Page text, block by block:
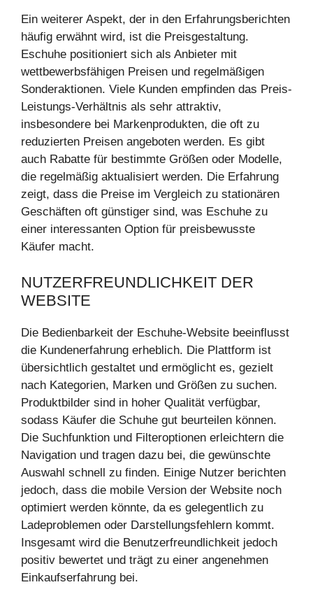
Ein weiterer Aspekt, der in den Erfahrungsberichten
häufig erwähnt wird, ist die Preisgestaltung.
Eschuhe positioniert sich als Anbieter mit
wettbewerbsfähigen Preisen und regelmäßigen
Sonderaktionen. Viele Kunden empfinden das Preis-
Leistungs-Verhältnis als sehr attraktiv,
insbesondere bei Markenprodukten, die oft zu
reduzierten Preisen angeboten werden. Es gibt
auch Rabatte für bestimmte Größen oder Modelle,
die regelmäßig aktualisiert werden. Die Erfahrung
zeigt, dass die Preise im Vergleich zu stationären
Geschäften oft günstiger sind, was Eschuhe zu
einer interessanten Option für preisbewusste
Käufer macht.
NUTZERFREUNDLICHKEIT DER
WEBSITE
Die Bedienbarkeit der Eschuhe-Website beeinflusst
die Kundenerfahrung erheblich. Die Plattform ist
übersichtlich gestaltet und ermöglicht es, gezielt
nach Kategorien, Marken und Größen zu suchen.
Produktbilder sind in hoher Qualität verfügbar,
sodass Käufer die Schuhe gut beurteilen können.
Die Suchfunktion und Filteroptionen erleichtern die
Navigation und tragen dazu bei, die gewünschte
Auswahl schnell zu finden. Einige Nutzer berichten
jedoch, dass die mobile Version der Website noch
optimiert werden könnte, da es gelegentlich zu
Ladeproblemen oder Darstellungsfehlern kommt.
Insgesamt wird die Benutzerfreundlichkeit jedoch
positiv bewertet und trägt zu einer angenehmen
Einkaufserfahrung bei.